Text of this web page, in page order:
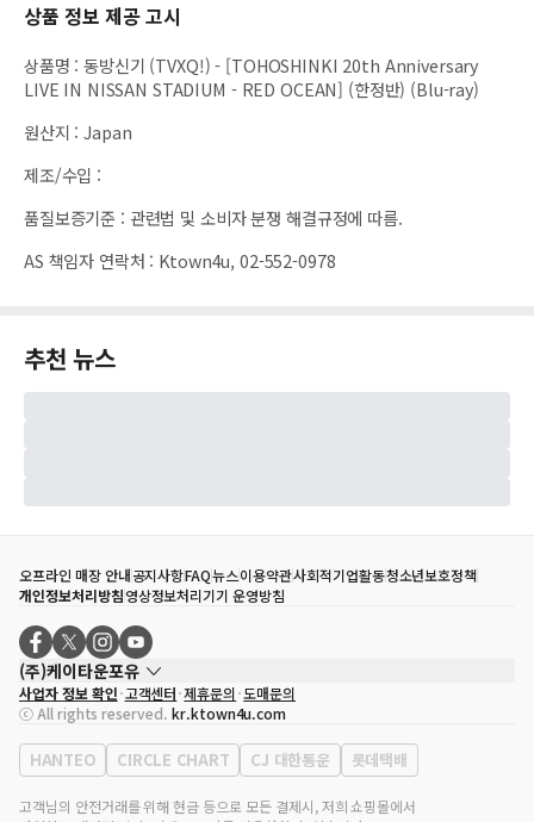
상품 정보 제공 고시
상품명 :동방신기 (TVXQ!) - [TOHOSHINKI 20th Anniversary
LIVE IN NISSAN STADIUM - RED OCEAN] (한정반) (Blu-ray)
원산지 :Japan
제조/수입 :
품질보증기준 : 관련법 및 소비자 분쟁 해결규정에 따름.
AS 책임자 연락처 : Ktown4u, 02-552-0978
추천 뉴스
오프라인 매장 안내공지사항FAQ뉴스이용약관사회적기업활동청소년보호정책
개인정보처리방침영상정보처리기기 운영방침
(주)케이타운포유
대표자
송효민
사업자등록번호
120-87-71116
통신판매업 신고번호 제2011-서울강남-02223
대표전화
02-552-9855
사업자 정보 확인 고객센터 제휴문의 도매문의
ⓒ All rights reserved. kr.ktown4u.com
HANTEO CIRCLE CHART CJ 대한통운 롯데택배
고객님의 안전거래를 위해 현금 등으로 모든 결제시, 저희 쇼핑몰에서